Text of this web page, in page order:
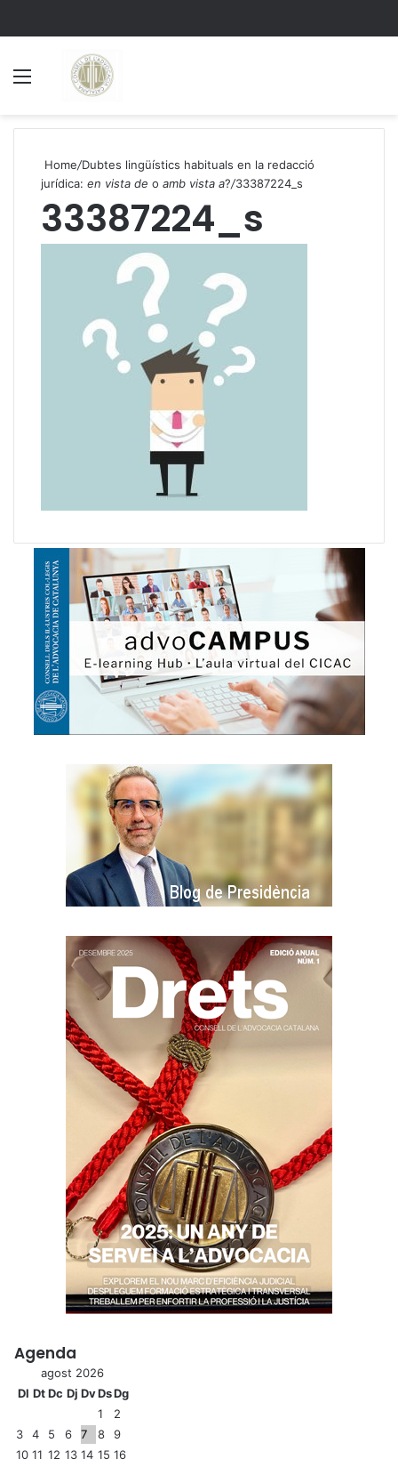
Home/Dubtes lingüístics habituals en la redacció
jurídica: en vista de o amb vista a?/33387224_s
33387224_s
Agenda
agost 2026
Dl DtDc Dj DvDsDg
1
2
3
4 5 6 7 8
9
10 11 12 13 14 15 16